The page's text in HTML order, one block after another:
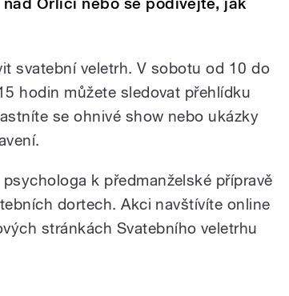
svatební veletrh. V sobotu od 10 do
hodin můžete sledovat přehlídku
se ohnivé show nebo ukázky
k předmanželské přípravě
dortech. Akci navštívíte online
stránkách Svatebního veletrhu